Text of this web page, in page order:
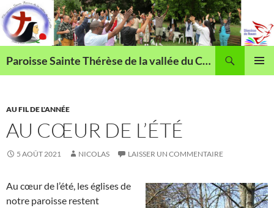
Aller
au
contenu
Paroisse Sainte Thérèse de la vallée du Cailly
AU FIL DE L'ANNÉE
AU CŒUR DE L’ÉTÉ
5 AOÛT 2021 NICOLAS LAISSER UN COMMENTAIRE
Au cœur de l’été, les églises de
notre paroisse restent